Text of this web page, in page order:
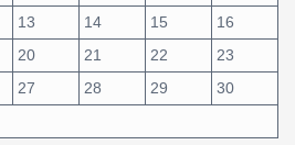
13 14 15
16
20 21 22
23
27 28 29
30